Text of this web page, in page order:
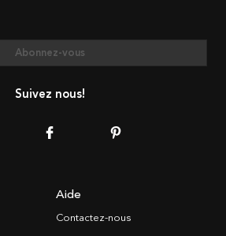
Abonnez-vous
Suivez nous!
Aide
Contactez-nous